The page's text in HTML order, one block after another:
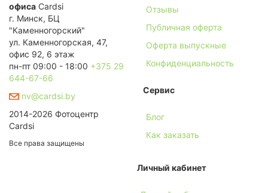
офиса Cardsi
г. Минск, БЦ
"Каменногорский"
ул. Каменногорская, 47,
офис 92, 6 этаж
пн-пт 09:00 - 18:00 +375 29
644-67-66
nv@cardsi.by
2014-2026 Фотоцентр
Cardsi
Все права защищены
Отзывы
Публичная оферта
Оферта выпускные
Конфиденциальность
Сервис
Блог
Как заказать
Личный кабинет